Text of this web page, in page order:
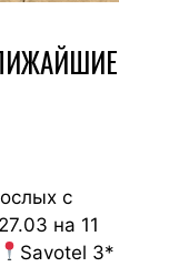
с
на 11
Savotel 3*